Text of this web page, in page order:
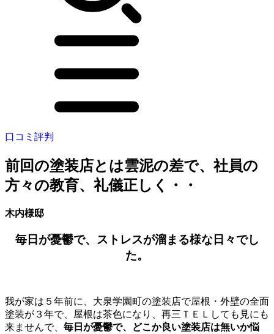
口コミ評判
前回の塗装店とは雲泥の差で、社員の
方々の教育、礼儀正しく・・
木内様邸
毎日が憂鬱で、ストレスが溜まる様な日々でし
た。
我が家は５年前に、大泉学園町の塗装店で屋根・外壁の全面
塗装が３年で、屋根は茶色になり、再三ＴＥＬしても見にも
来ませんで、 毎日が憂鬱で、どこか良い塗装店は無いか悩